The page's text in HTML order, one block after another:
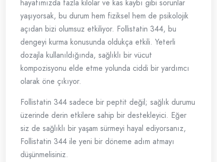
hayatımızda fazla kilolar ve kas kaybı gibi sorunlar
yaşıyorsak, bu durum hem fiziksel hem de psikolojik
açıdan bizi olumsuz etkiliyor. Follistatin 344, bu
dengeyi kurma konusunda oldukça etkili. Yeterli
dozajla kullanıldığında, sağlıklı bir vücut
kompozisyonu elde etme yolunda ciddi bir yardımcı
olarak öne çıkıyor.
Follistatin 344 sadece bir peptit değil; sağlık durumu
üzerinde derin etkilere sahip bir destekleyici. Eğer
siz de sağlıklı bir yaşam sürmeyi hayal ediyorsanız,
Follistatin 344 ile yeni bir döneme adım atmayı
düşünmelisiniz.